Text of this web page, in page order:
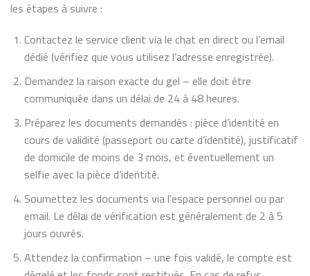
les étapes à suivre :
Contactez le service client via le chat en direct ou l’email
dédié (vérifiez que vous utilisez l’adresse enregistrée).
Demandez la raison exacte du gel – elle doit être
communiquée dans un délai de 24 à 48 heures.
Préparez les documents demandés : pièce d’identité en
cours de validité (passeport ou carte d’identité), justificatif
de domicile de moins de 3 mois, et éventuellement un
selfie avec la pièce d’identité.
Soumettez les documents via l’espace personnel ou par
email. Le délai de vérification est généralement de 2 à 5
jours ouvrés.
Attendez la confirmation – une fois validé, le compte est